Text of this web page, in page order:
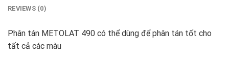
REVIEWS (0)
Phân tán METOLAT 490 có thể dùng để phân tán tốt cho
tất cả các màu